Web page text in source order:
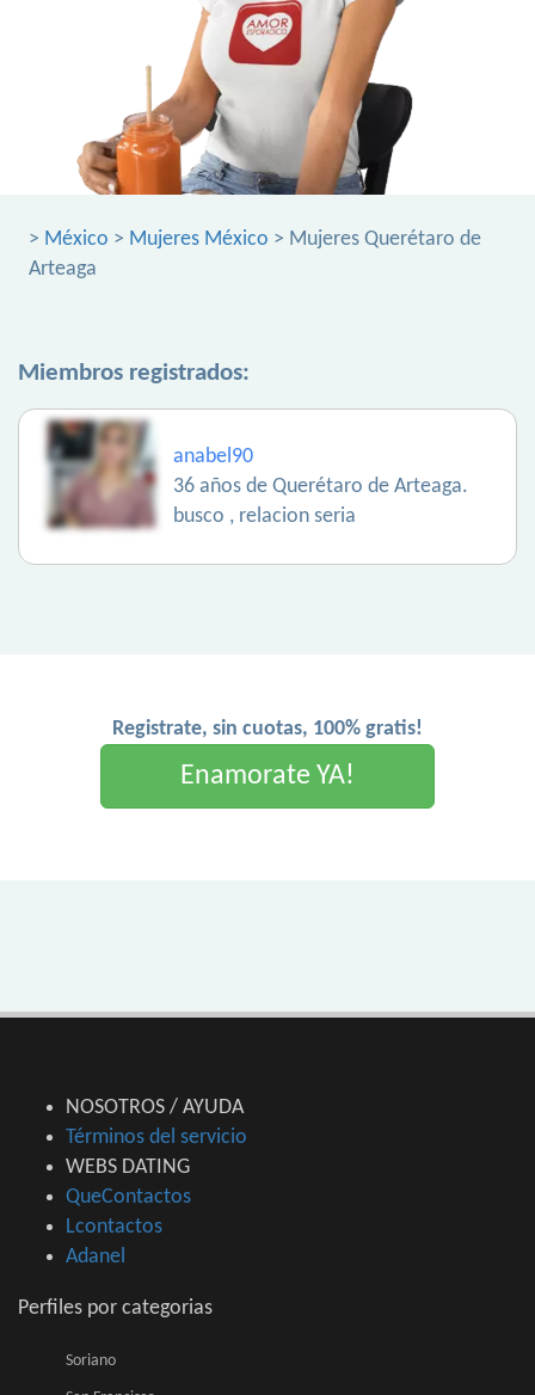
> México > Mujeres México > Mujeres Querétaro de
Arteaga
Miembros registrados:
anabel90
36 años de Querétaro de Arteaga.
busco , relacion seria
Registrate, sin cuotas, 100% gratis!
Enamorate YA!
NOSOTROS / AYUDA
Términos del servicio
WEBS DATING
QueContactos
Lcontactos
Adanel
Perfiles por categorias
Soriano